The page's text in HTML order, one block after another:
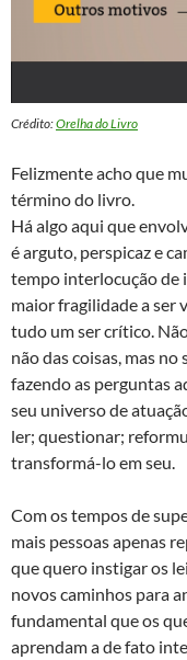
Crédito:Orelha do Livro
Felizmente acho que
término do livro.
Há algo aqui que
é arguto, perspicaz e
tempo interlocução de
maior fragilidade a ser
tudo um ser crítico.
não das coisas, mas
fazendo as perguntas
seu universo de
ler; questionar;
transformá-lo em seu.
Com os tempos de
mais pessoas apenas
que quero instigar os
novos caminhos para
fundamental que os
aprendam a de fato